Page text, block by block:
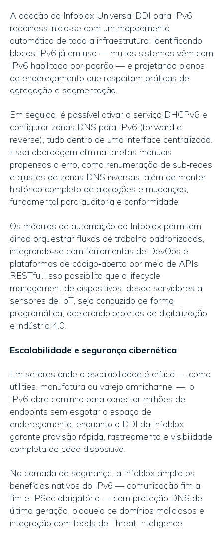
A adoção da Infoblox Universal DDI para IPv6
readiness inicia‑se com um mapeamento
automático de toda a infraestrutura, identificando
blocos IPv6 já em uso — muitos sistemas vêm com
IPv6 habilitado por padrão — e projetando planos
de endereçamento que respeitam práticas de
agregação e segmentação.
Em seguida, é possível ativar o serviço DHCPv6 e
configurar zonas DNS para IPv6 (forward e
reverse), tudo dentro de uma interface centralizada.
Essa abordagem elimina tarefas manuais
propensas a erro, como renumeração de sub‑redes
e ajustes de zonas DNS inversas, além de manter
histórico completo de alocações e mudanças,
fundamental para auditoria e conformidade.
Os módulos de automação do Infoblox permitem
ainda orquestrar fluxos de trabalho padronizados,
integrando‑se com ferramentas de DevOps e
plataformas de código‑aberto por meio de APIs
RESTful. Isso possibilita que o lifecycle
management de dispositivos, desde servidores a
sensores de IoT, seja conduzido de forma
programática, acelerando projetos de digitalização
e indústria 4.0.
Escalabilidade e segurança cibernética
Em setores onde a escalabilidade é crítica — como
utilities, manufatura ou varejo omnichannel —, o
IPv6 abre caminho para conectar milhões de
endpoints sem esgotar o espaço de
endereçamento, enquanto a DDI da Infoblox
garante provisão rápida, rastreamento e visibilidade
completa de cada dispositivo.
Na camada de segurança, a Infoblox amplia os
benefícios nativos do IPv6 — comunicação fim a
fim e IPSec obrigatório — com proteção DNS de
última geração, bloqueio de domínios maliciosos e
integração com feeds de Threat Intelligence.